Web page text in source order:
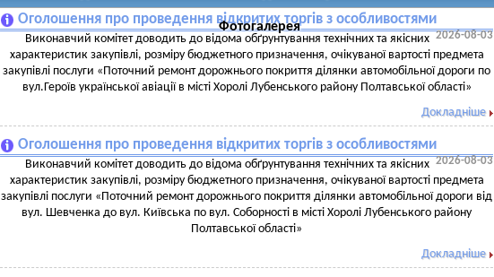
Фотогалерея
Оголошення про проведення відкритих торгів з особливостями
2026-08-03
Виконавчий комітет доводить до відома обґрунтування технічних та якісних
характеристик закупівлі, розміру бюджетного призначення, очікуваної вартості предмета
закупівлі послуги «Поточний ремонт дорожнього покриття ділянки автомобільної дороги по
вул.Героїв української авіації в місті Хоролі Лубенського району Полтавської області»
Докладніше
Оголошення про проведення відкритих торгів з особливостями
2026-08-03
Виконавчий комітет доводить до відома обґрунтування технічних та якісних
характеристик закупівлі, розміру бюджетного призначення, очікуваної вартості предмета
закупівлі послуги «Поточний ремонт дорожнього покриття ділянки автомобільної дороги від
вул. Шевченка до вул. Київська по вул. Соборності в місті Хоролі Лубенського району
Полтавської області»
Докладніше